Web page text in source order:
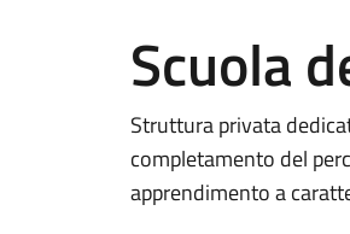
Scuola
Struttura privata
completamento del
apprendimento a